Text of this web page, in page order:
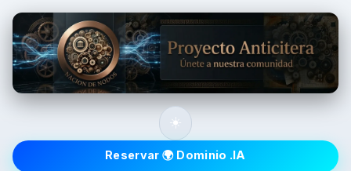
Top level
☀️
Reservar 🌍 Dominio .IA